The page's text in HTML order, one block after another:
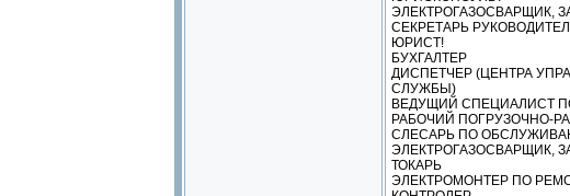
ЭЛЕКТРОГАЗОСВАРЩИК,
СЕКРЕТАРЬ
ЮРИСТ!
БУХГАЛТЕР
ДИСПЕТЧЕР (ЦЕНТРА
СЛУЖБЫ)
ВЕДУЩИЙ СПЕЦИАЛИСТ
РАБОЧИЙ ПОГРУЗОЧНО-
СЛЕСАРЬ ПО
ЭЛЕКТРОГАЗОСВАРЩИК,
ТОКАРЬ
ЭЛЕКТРОМОНТЕР ПО